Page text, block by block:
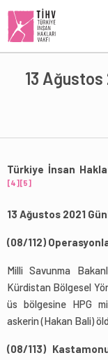
13 Ağustos
Türkiye İnsan
[4][5]
13 Ağustos 2021
(08/112)
Milli Savunma
Kürdistan Bölgesel
üs bölgesine HPG
askerin (Hakan Bali)
(08/113)